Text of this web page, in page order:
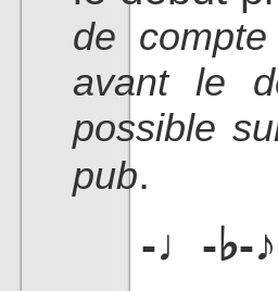
de
avant le
possible
pub.
-♩-♭-